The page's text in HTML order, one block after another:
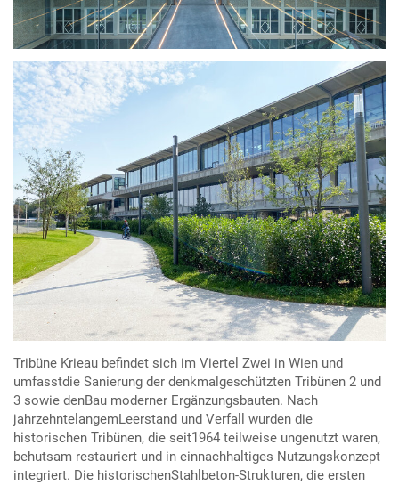
Tribüne Krieau befindet sich im Viertel Zwei in Wien und
umfasstdie Sanierung der denkmalgeschützten Tribünen 2 und
3 sowie denBau moderner Ergänzungsbauten. Nach
jahrzehntelangemLeerstand und Verfall wurden die
historischen Tribünen, die seit1964 teilweise ungenutzt waren,
behutsam restauriert und in einnachhaltiges Nutzungskonzept
integriert. Die historischenStahlbeton-Strukturen, die ersten